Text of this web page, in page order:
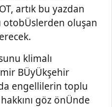
artık bu yazdan
otobÜslerden oluşan
klimalı
BÜyÜkşehir
engellilerin toplu
göz önÜnde